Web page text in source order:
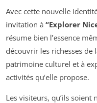
Avec cette nouvelle
invitation à “Explorer
résume bien l’essence
découvrir les richesses de
patrimoine culturel et à
activités qu’elle propose.
Les visiteurs, qu’ils